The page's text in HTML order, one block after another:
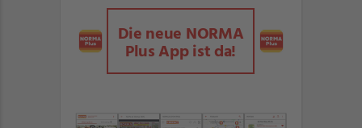
Die neue NORMA
Plus App ist da!